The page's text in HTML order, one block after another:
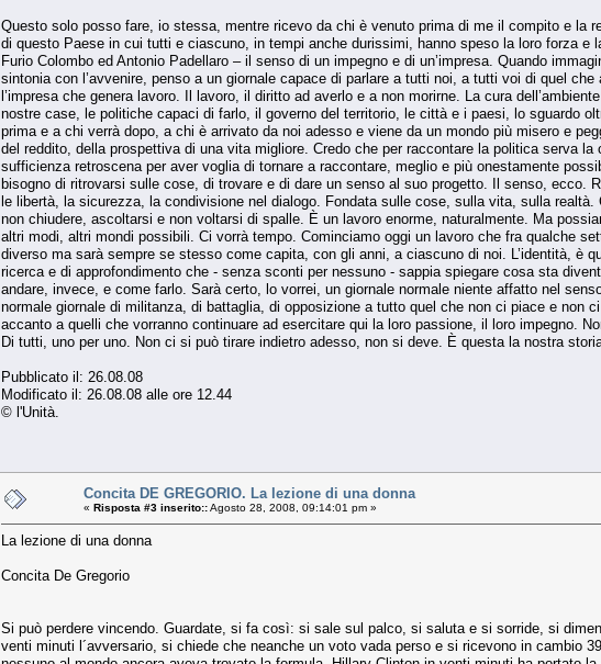
Questo solo posso fare, io stessa, mentre ricevo da chi è venuto prima di me il compito e la
di questo Paese in cui tutti e ciascuno, in tempi anche durissimi, hanno speso la loro forza
Furio Colombo ed Antonio Padellaro – il senso di un impegno e di un’impresa. Quando
sintonia con l’avvenire, penso a un giornale capace di parlare a tutti noi, a tutti voi di quel
l’impresa che genera lavoro. Il lavoro, il diritto ad averlo e a non morirne. La cura
nostre case, le politiche capaci di farlo, il governo del territorio, le città e i paesi, lo sguardo
prima e a chi verrà dopo, a chi è arrivato da noi adesso e viene da un mondo più misero e
del reddito, della prospettiva di una vita migliore. Credo che per raccontare la politica serva
sufficienza retroscena per aver voglia di tornare a raccontare, meglio e più onestamente
bisogno di ritrovarsi sulle cose, di trovare e di dare un senso al suo progetto. Il senso, ecco.
le libertà, la sicurezza, la condivisione nel dialogo. Fondata sulle cose, sulla vita, sulla
non chiudere, ascoltarsi e non voltarsi di spalle. È un lavoro enorme, naturalmente. Ma
altri modi, altri mondi possibili. Ci vorrà tempo. Cominciamo oggi un lavoro che fra qualche
diverso ma sarà sempre se stesso come capita, con gli anni, a ciascuno di noi. L’identità, è
ricerca e di approfondimento che - senza sconti per nessuno - sappia spiegare cosa sta
andare, invece, e come farlo. Sarà certo, lo vorrei, un giornale normale niente affatto nel
normale giornale di militanza, di battaglia, di opposizione a tutto quel che non ci piace e non
accanto a quelli che vorranno continuare ad esercitare qui la loro passione, il loro impegno.
Di tutti, uno per uno. Non ci si può tirare indietro adesso, non si deve. È questa la nostra
Pubblicato il: 26.08.08
Modificato il: 26.08.08 alle ore 12.44
© l'Unità.
Concita DE GREGORIO. La lezione di una donna
« Risposta #3 inserito::Agosto 28, 2008, 09:14:01 pm »
La lezione di una donna
Concita De Gregorio
Si può perdere vincendo. Guardate, si fa così: si sale sul palco, si saluta e si sorride, si
venti minuti l´avversario, si chiede che neanche un voto vada perso e si ricevono in cambio